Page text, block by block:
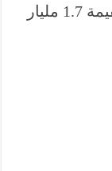
المانيا وكازاخستان يوقعان صفقة بقيمة 1.7 مليار